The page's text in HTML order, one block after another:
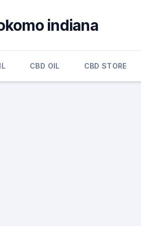
indiana
CBD OIL CBD STORE